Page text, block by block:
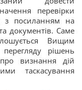
перевірки
з посиланням на
документів. Саме
Вищим
рішень
визнання дій
таскасування